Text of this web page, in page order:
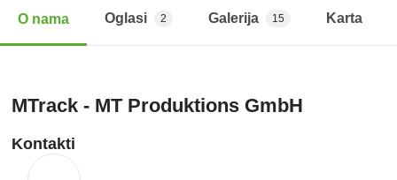
O nama Oglasi 2 Galerija 15 Karta
MTrack - MT Produktions GmbH
Kontakti